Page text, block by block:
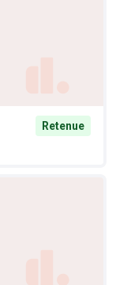
Retenue